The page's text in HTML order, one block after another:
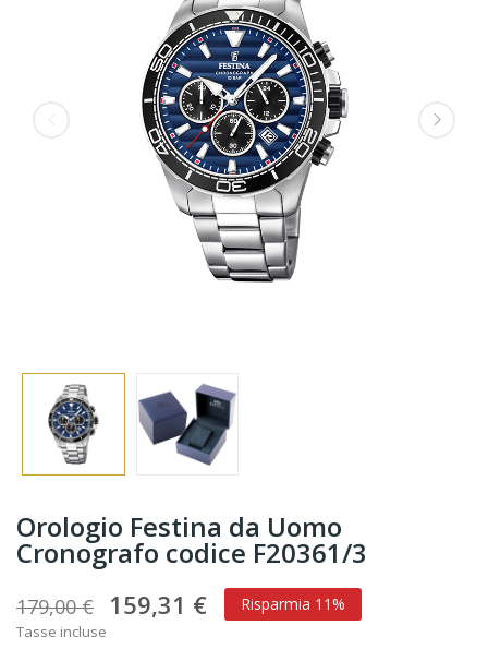
Orologio Festina da Uomo
Cronografo codice F20361/3
179,00 € 159,31 € Risparmia 11%
Tasse incluse